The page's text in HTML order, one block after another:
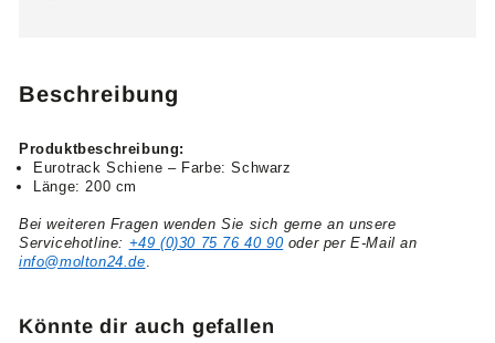
Beschreibung
Produktbeschreibung:
Eurotrack Schiene – Farbe: Schwarz
Länge: 200 cm
Bei weiteren Fragen wenden Sie sich gerne an unsere
Servicehotline: +49 (0)30 75 76 40 90oder per E-Mail an
info@molton24.de.
Könnte dir auch gefallen